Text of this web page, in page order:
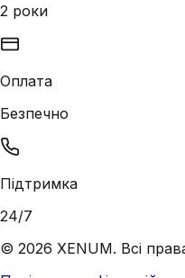
2 роки
Оплата
Безпечно
Підтримка
24/7
© 2026 XENUM. Всі